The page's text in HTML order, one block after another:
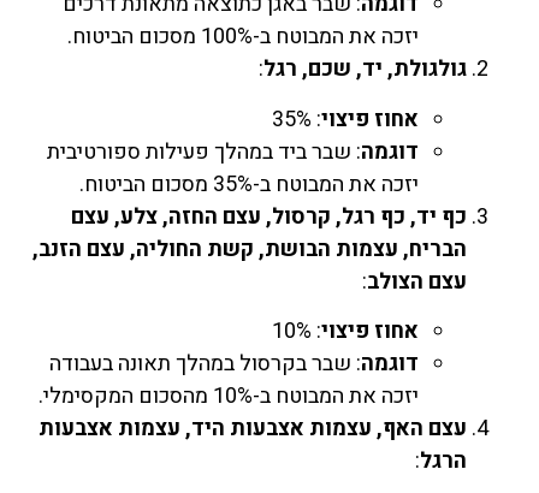
יזכה את המבוטח ב-100% מסכום הביטוח.
גולגולת, יד, שכם, רגל:
אחוז פיצוי: 35%
דוגמה: שבר ביד במהלך פעילות ספורטיבית
יזכה את המבוטח ב-35% מסכום הביטוח.
כף יד, כף רגל, קרסול, עצם החזה, צלע, עצם
הבריח, עצמות הבושת, קשת החוליה, עצם הזנב,
עצם הצולב:
אחוז פיצוי: 10%
דוגמה: שבר בקרסול במהלך תאונה בעבודה
יזכה את המבוטח ב-10% מהסכום המקסימלי.
עצם האף, עצמות אצבעות היד, עצמות אצבעות
הרגל: